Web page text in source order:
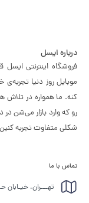
درباره ایسل
فروشگاه اینترنتی
موبایل روز دنیا
کنه. ما همواره در
رو که وارد بازار می‌شن
شکلی متفاوت تجربه
تماس با ما
تهـــران، خیـابان